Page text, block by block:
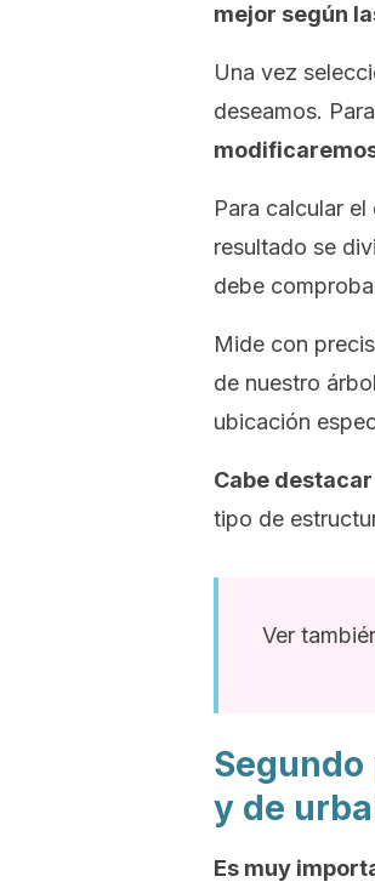
mejor según
Una vez
deseamos.
Para calcular
resultado se
debe
Mide con
de nuestro
ubicación
Cabe
tipo de
Ver
y de
Es muy